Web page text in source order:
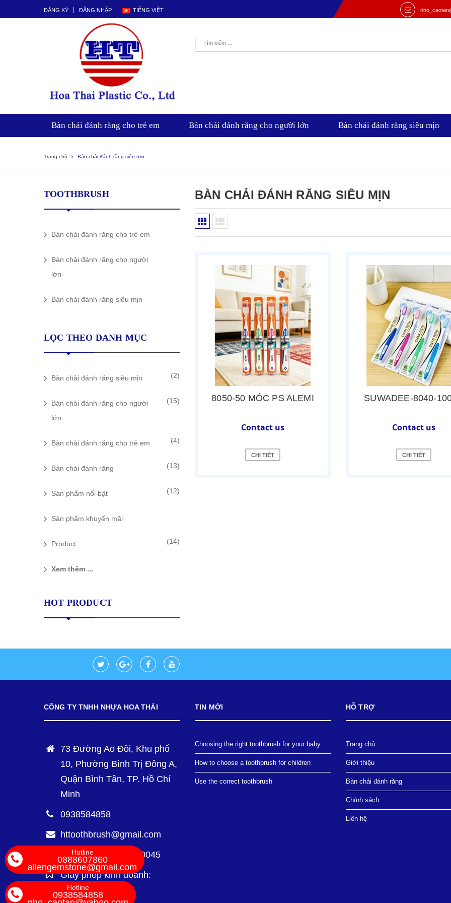
ĐĂNG KÝ ĐĂNG NHẬP TIẾNG VIỆT
Bàn chải đánh răng cho trẻ em Bán chải đánh răng cho người lớn Bàn chải đánh răng siêu mịn
Trang chủ Bàn chải đánh răng siêu mịn
BÀN CHẢI ĐÁNH RĂNG SIÊU MỊN
8050-50 MÓC PS ALEMI
Contact us
CHI TIẾT
SUWADEE-8040-
Contact us
CHI TIẾT
TOOTHBRUSH
Bàn chải đánh răng cho trẻ em
Bán chải đánh răng cho người
lớn
Bàn chải đánh răng siêu mịn
LỌC THEO DANH MỤC
Bàn chải đánh răng siêu mịn (2)
Bán chải đánh răng cho người
lớn
(15)
Bàn chải đánh răng cho trẻ em (4)
Bàn chải đánh răng (13)
Sản phẩm nổi bật (12)
Sản phẩm khuyến mãi
Product (14)
Xem thêm ...
HOT PRODUCT
CÔNG TY TNHH NHỰA HOA THÁI
73 Đường Ao Đôi, Khu phố
10, Phường Bình Trị Đông A,
Quận Bình Tân, TP. Hồ Chí
Minh
0938584858
httoothbrush@gmail.com
Mã số thuế: 0310020045
Giấy phép kinh doanh:
0310020045
TIN MỚI
Choosing the right toothbrush for your baby
How to choose a toothbrush for children
Use the correct toothbrush
HỖ TRỢ
Trang chủ
Giới thiệu
Bàn chải đánh răng
Chính sách
Liên hệ
Hotline
0888607860
allengemstone@gmail.com
Hotline
0938584858